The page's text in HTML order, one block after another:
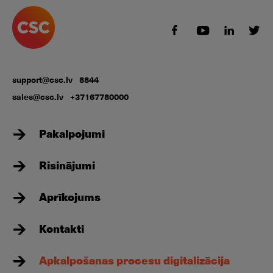
support@csc.lv 8844
sales@csc.lv +37167780000
Pakalpojumi
Risinājumi
Aprīkojums
Kontakti
Apkalpošanas procesu digitalizācija